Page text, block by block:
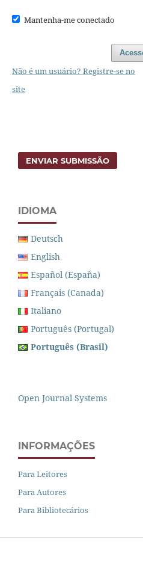
Mantenha-me conectado
Não é um usuário? Registre-se no
site
ENVIAR SUBMISSÃO
IDIOMA
Deutsch
English
Español (España)
Français (Canada)
Italiano
Português (Portugal)
Português (Brasil)
Open Journal Systems
INFORMAÇÕES
Para Leitores
Para Autores
Para Bibliotecários